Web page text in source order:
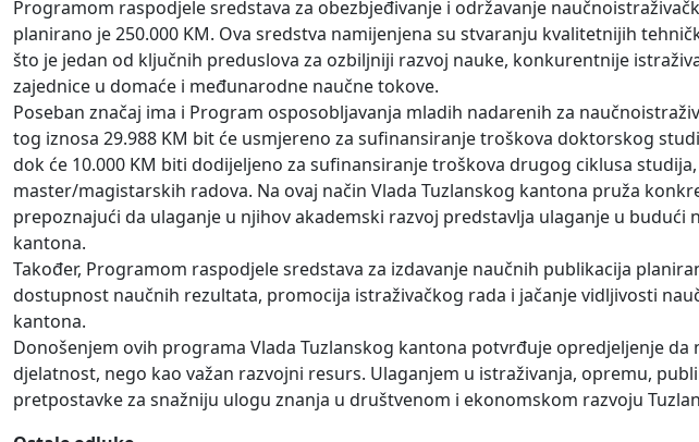
Programom raspodjele sredstava za obezbjeđivanje i održavanje
planirano je 250.000 KM. Ova sredstva namijenjena su stvaranju kvalitetnijih
što je jedan od ključnih preduslova za ozbiljniji razvoj nauke, konkurentnije
zajednice u domaće i međunarodne naučne tokove.
Poseban značaj ima i Program osposobljavanja mladih nadarenih za
tog iznosa 29.988 KM bit će usmjereno za sufinansiranje troškova doktorskog
dok će 10.000 KM biti dodijeljeno za sufinansiranje troškova drugog ciklusa
master/magistarskih radova. Na ovaj način Vlada Tuzlanskog kantona pruža
prepoznajući da ulaganje u njihov akademski razvoj predstavlja ulaganje u budući
kantona.
Također, Programom raspodjele sredstava za izdavanje naučnih publikacija
dostupnost naučnih rezultata, promocija istraživačkog rada i jačanje vidljivosti
kantona.
Donošenjem ovih programa Vlada Tuzlanskog kantona potvrđuje opredjeljenje
djelatnost, nego kao važan razvojni resurs. Ulaganjem u istraživanja, opremu,
pretpostavke za snažniju ulogu znanja u društvenom i ekonomskom razvoju